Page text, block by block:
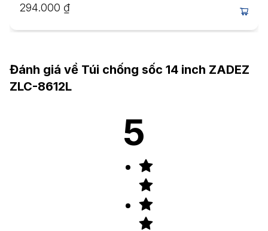
294.000 ₫
Đánh giá về Túi chống sốc 14 inch ZADEZ
ZLC-8612L
5